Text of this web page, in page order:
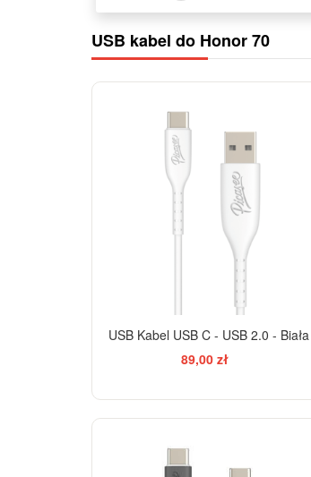
USB kabel do Honor 70
USB Kabel USB C - USB 2.0 - Biała
89,00 zł